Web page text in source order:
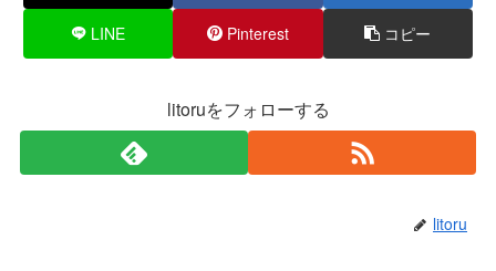
LINE Pinterest コピー
litoruをフォローする
litoru